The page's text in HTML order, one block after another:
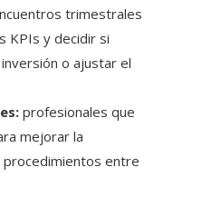
trimestrales
KPIs y decidir si
o ajustar el
profesionales que
mejorar la
procedimientos entre